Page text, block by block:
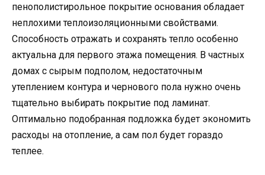
пенополистирольное покрытие основания обладает
неплохими теплоизоляционными свойствами.
Способность отражать и сохранять тепло особенно
актуальна для первого этажа помещения. В частных
домах с сырым подполом, недостаточным
утеплением контура и чернового пола нужно очень
тщательно выбирать покрытие под ламинат.
Оптимально подобранная подложка будет экономить
расходы на отопление, а сам пол будет гораздо
теплее.